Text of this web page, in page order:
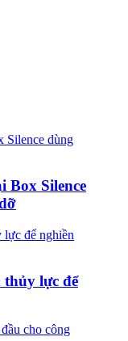
Box Silence
lực để